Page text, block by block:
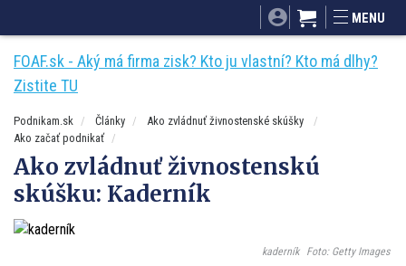
Mnamky-recepty.sk
MENU
FOAF.sk - Aký má firma zisk? Kto ju vlastní? Kto má dlhy?
Zistite TU
Podnikam.sk Články
Ako zvládnuť živnostenské skúšky
Ako začať podnikať
Ako zvládnuť živnostenskú
skúšku: Kaderník
kaderník Foto: Getty Images